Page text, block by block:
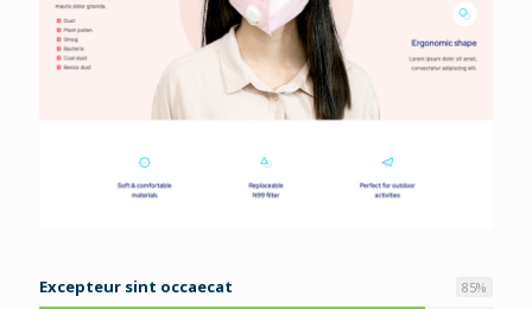
Excepteur sint occaecat 85%